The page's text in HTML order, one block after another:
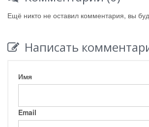
Ещё никто не оставил комментария, вы
Написать
Имя
Email